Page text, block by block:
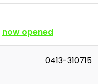
now opened
0413-310715